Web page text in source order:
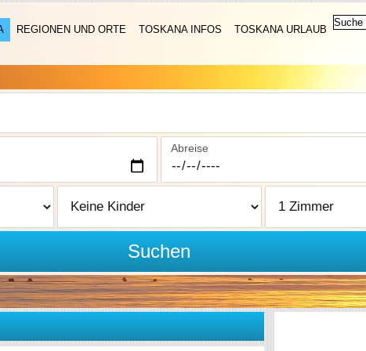
REGIONEN UND ORTE TOSKANA INFOS TOSKANA URLAUB
Abreise
Suchen